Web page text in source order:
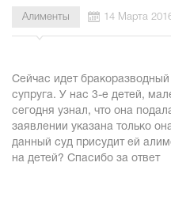
Алименты 14 Марта
Сейчас идет
супруга. У нас 3-е детей,
сегодня узнал, что она
заявлении указана только
данный суд присудит ей
на детей? Спасибо за ответ